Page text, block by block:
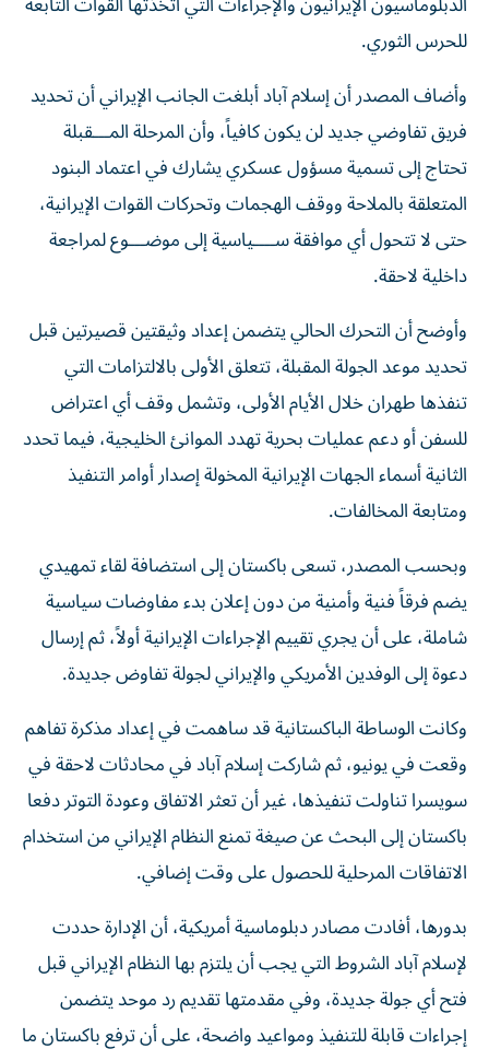
للحرس الثوري.
وأضاف المصدر أن إسلام آباد أبلغت الجانب الإيراني أن تحديد
فريق تفاوضي جديد لن يكون كافياً، وأن المرحلة المـــقبلة
تحتاج إلى تسمية مسؤول عسكري يشارك في اعتماد البنود
المتعلقة بالملاحة ووقف الهجمات وتحركات القوات الإيرانية،
حتى لا تتحول أي موافقة ســــياسية إلى موضـــوع لمراجعة
داخلية لاحقة.
وأوضح أن التحرك الحالي يتضمن إعداد وثيقتين قصيرتين قبل
تحديد موعد الجولة المقبلة، تتعلق الأولى بالالتزامات التي
تنفذها طهران خلال الأيام الأولى، وتشمل وقف أي اعتراض
للسفن أو دعم عمليات بحرية تهدد الموانئ الخليجية، فيما تحدد
الثانية أسماء الجهات الإيرانية المخولة إصدار أوامر التنفيذ
ومتابعة المخالفات.
وبحسب المصدر، تسعى باكستان إلى استضافة لقاء تمهيدي
يضم فرقاً فنية وأمنية من دون إعلان بدء مفاوضات سياسية
شاملة، على أن يجري تقييم الإجراءات الإيرانية أولاً، ثم إرسال
دعوة إلى الوفدين الأمريكي والإيراني لجولة تفاوض جديدة.
وكانت الوساطة الباكستانية قد ساهمت في إعداد مذكرة تفاهم
وقعت في يونيو، ثم شاركت إسلام آباد في محادثات لاحقة في
سويسرا تناولت تنفيذها، غير أن تعثر الاتفاق وعودة التوتر دفعا
باكستان إلى البحث عن صيغة تمنع النظام الإيراني من استخدام
الاتفاقات المرحلية للحصول على وقت إضافي.
بدورها، أفادت مصادر دبلوماسية أمريكية، أن الإدارة حددت
لإسلام آباد الشروط التي يجب أن يلتزم بها النظام الإيراني قبل
فتح أي جولة جديدة، وفي مقدمتها تقديم رد موحد يتضمن
إجراءات قابلة للتنفيذ ومواعيد واضحة، على أن ترفع باكستان ما